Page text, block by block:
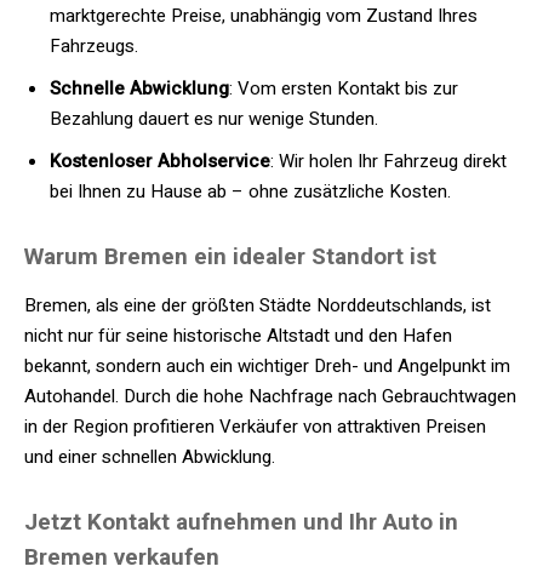
marktgerechte Preise, unabhängig vom Zustand Ihres
Fahrzeugs.
Schnelle Abwicklung: Vom ersten Kontakt bis zur
Bezahlung dauert es nur wenige Stunden.
Kostenloser Abholservice: Wir holen Ihr Fahrzeug direkt
bei Ihnen zu Hause ab – ohne zusätzliche Kosten.
Warum Bremen ein idealer Standort ist
Bremen, als eine der größten Städte Norddeutschlands, ist
nicht nur für seine historische Altstadt und den Hafen
bekannt, sondern auch ein wichtiger Dreh- und Angelpunkt im
Autohandel. Durch die hohe Nachfrage nach Gebrauchtwagen
in der Region profitieren Verkäufer von attraktiven Preisen
und einer schnellen Abwicklung.
Jetzt Kontakt aufnehmen und Ihr Auto in
Bremen verkaufen